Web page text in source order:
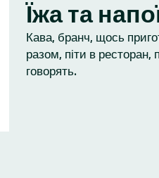
Їжа та
Кава, бранч, щось
разом, піти в ресторан,
говорять.